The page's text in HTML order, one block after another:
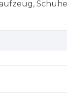
, Schuhe